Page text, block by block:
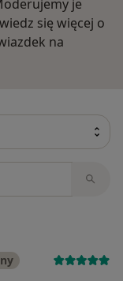
je
się więcej o
na